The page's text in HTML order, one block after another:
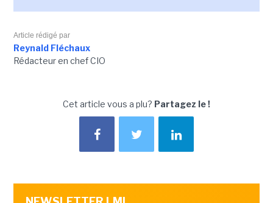
Article rédigé par
Reynald Fléchaux
Rédacteur en chef CIO
Cet article vous a plu? Partagez le !